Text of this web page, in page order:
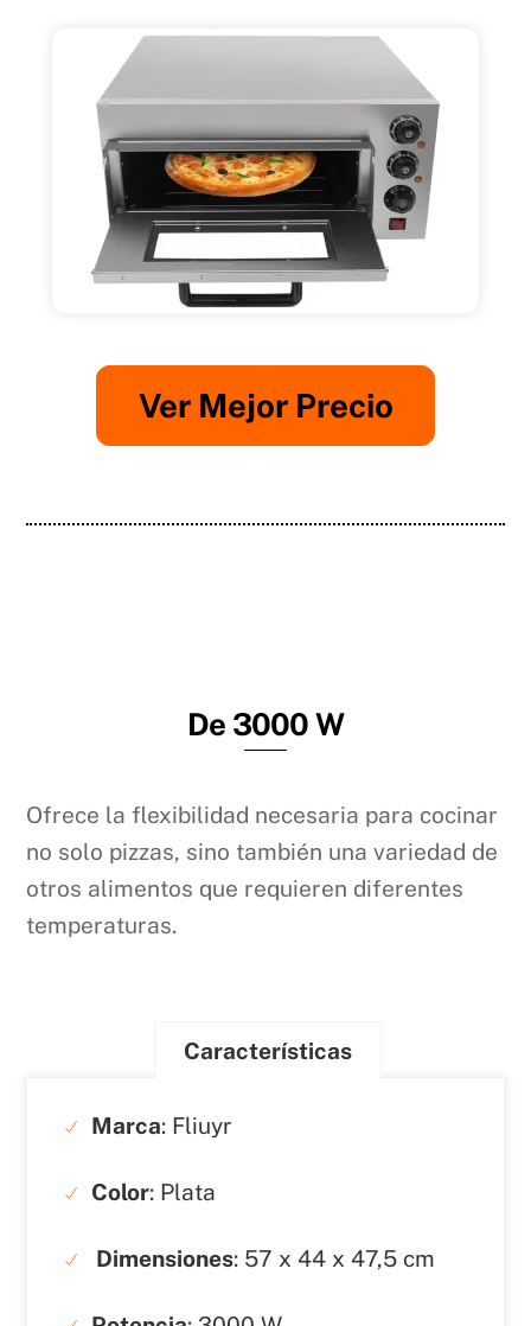
Ver Mejor Precio
De 3000 W
Ofrece la flexibilidad necesaria para cocinar
no solo pizzas, sino también una variedad de
otros alimentos que requieren diferentes
temperaturas.
Características
Marca: Fliuyr
Color: Plata
Dimensiones: 57 x 44 x 47,5 cm